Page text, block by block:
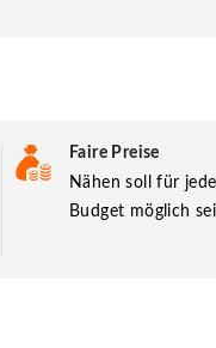
Faire Preise
Nähen soll für
Budget möglich